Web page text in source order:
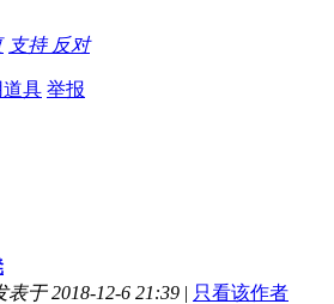
支持 反对
具 举报
表于 2018-12-6 21:39 | 只看该作者